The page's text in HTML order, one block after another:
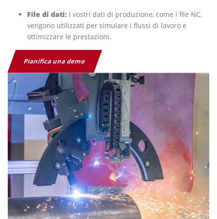
File di dati: I vostri dati di produzione, come i file NC,
vengono utilizzati per simulare i flussi di lavoro e
ottimizzare le prestazioni.
Pianifica una demo